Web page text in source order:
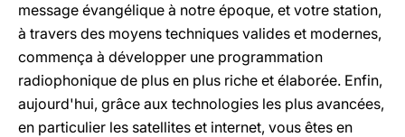
message évangélique à notre époque, et votre station,
à travers des moyens techniques valides et modernes,
commença à développer une programmation
radiophonique de plus en plus riche et élaborée. Enfin,
aujourd'hui, grâce aux technologies les plus avancées,
en particulier les satellites et internet, vous êtes en